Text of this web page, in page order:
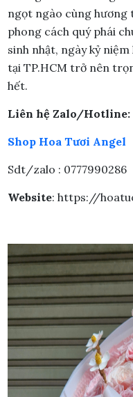
ngọt ngào cùng hương
phong cách quý phái
sinh nhật, ngày kỷ
tại TP.HCM trở nên
hết.
Liên hệ Zalo/Hotline:
Shop Hoa Tươi Angel
Sdt/zalo : 0777990286
Website: https://